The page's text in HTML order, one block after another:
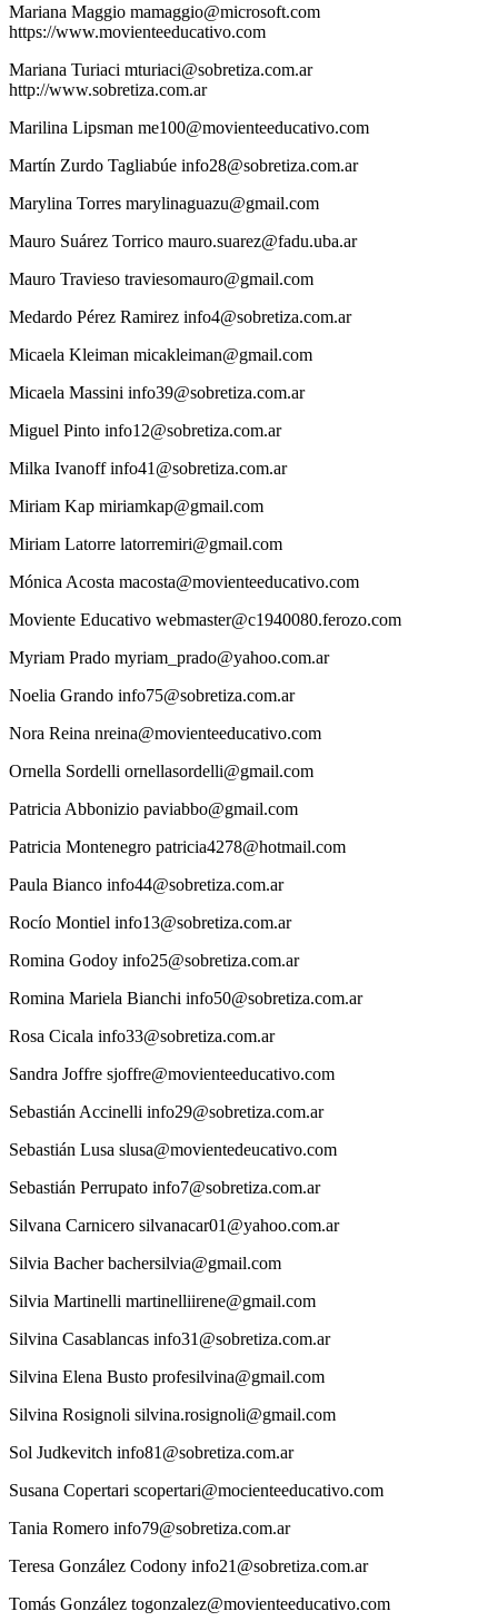
Mariana Maggio mamaggio@microsoft.com
https://www.movienteeducativo.com
Mariana Turiaci mturiaci@sobretiza.com.ar
http://www.sobretiza.com.ar
Marilina Lipsman me100@movienteeducativo.com
Martín Zurdo Tagliabúe info28@sobretiza.com.ar
Marylina Torres marylinaguazu@gmail.com
Mauro Suárez Torrico mauro.suarez@fadu.uba.ar
Mauro Travieso traviesomauro@gmail.com
Medardo Pérez Ramirez info4@sobretiza.com.ar
Micaela Kleiman micakleiman@gmail.com
Micaela Massini info39@sobretiza.com.ar
Miguel Pinto info12@sobretiza.com.ar
Milka Ivanoffinfo41@sobretiza.com.ar
Miriam Kap miriamkap@gmail.com
Miriam Latorre latorremiri@gmail.com
Mónica Acosta macosta@movienteeducativo.com
Moviente Educativo webmaster@c1940080.ferozo.com
Myriam Prado myriam_prado@yahoo.com.ar
Noelia Grando info75@sobretiza.com.ar
Nora Reina nreina@movienteeducativo.com
Ornella Sordelli ornellasordelli@gmail.com
Patricia Abbonizio paviabbo@gmail.com
Patricia Montenegro patricia4278@hotmail.com
Paula Bianco info44@sobretiza.com.ar
Rocío Montiel info13@sobretiza.com.ar
Romina Godoy info25@sobretiza.com.ar
Romina Mariela Bianchi info50@sobretiza.com.ar
Rosa Cicala info33@sobretiza.com.ar
Sandra Joffre sjoffre@movienteeducativo.com
Sebastián Accinelli info29@sobretiza.com.ar
Sebastián Lusa slusa@movientedeucativo.com
Sebastián Perrupato info7@sobretiza.com.ar
Silvana Carnicero silvanacar01@yahoo.com.ar
Silvia Bacherbachersilvia@gmail.com
Silvia Martinelli martinelliirene@gmail.com
Silvina Casablancas info31@sobretiza.com.ar
Silvina Elena Busto profesilvina@gmail.com
Silvina Rosignoli silvina.rosignoli@gmail.com
Sol Judkevitch info81@sobretiza.com.ar
Susana Copertari scopertari@mocienteeducativo.com
Tania Romero info79@sobretiza.com.ar
Teresa González Codony info21@sobretiza.com.ar
Tomás González togonzalez@movienteeducativo.com